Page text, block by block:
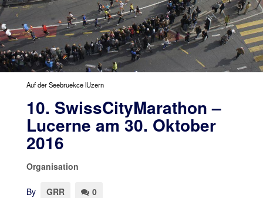
Auf der Seebruekce lUzern
10. SwissCityMarathon –
Lucerne am 30. Oktober
2016
Organisation
By GRR 0